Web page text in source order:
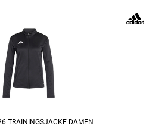
TRAININGSJACKE DAMEN